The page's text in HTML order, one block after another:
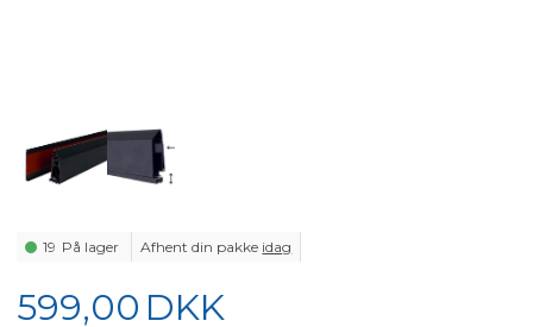
19 På lager Afhent din pakke idag
599,00 DKK